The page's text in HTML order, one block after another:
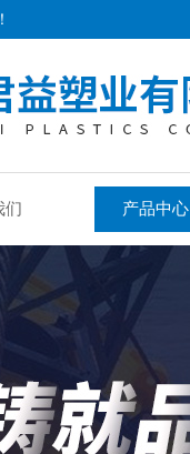
们 产品中心